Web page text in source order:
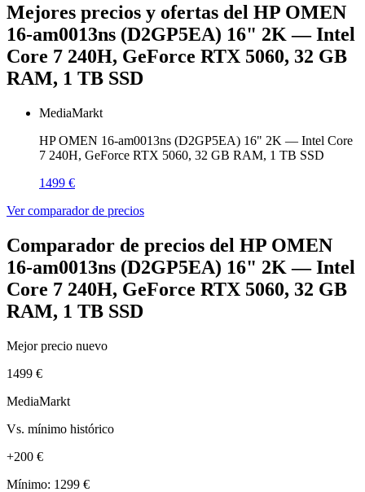
Mejores precios y ofertas del HP OMEN
16-am0013ns (D2GP5EA) 16" 2K — Intel
Core 7 240H, GeForce RTX 5060, 32 GB
RAM, 1 TB SSD
MediaMarkt
HP OMEN 16-am0013ns (D2GP5EA) 16" 2K — Intel Core
7 240H, GeForce RTX 5060, 32 GB RAM, 1 TB SSD
1499 €
Ver comparador de precios
Comparador de precios del HP OMEN
16-am0013ns (D2GP5EA) 16" 2K — Intel
Core 7 240H, GeForce RTX 5060, 32 GB
RAM, 1 TB SSD
Mejor precio nuevo
1499 €
MediaMarkt
Vs. mínimo histórico
+200 €
Mínimo: 1299 €